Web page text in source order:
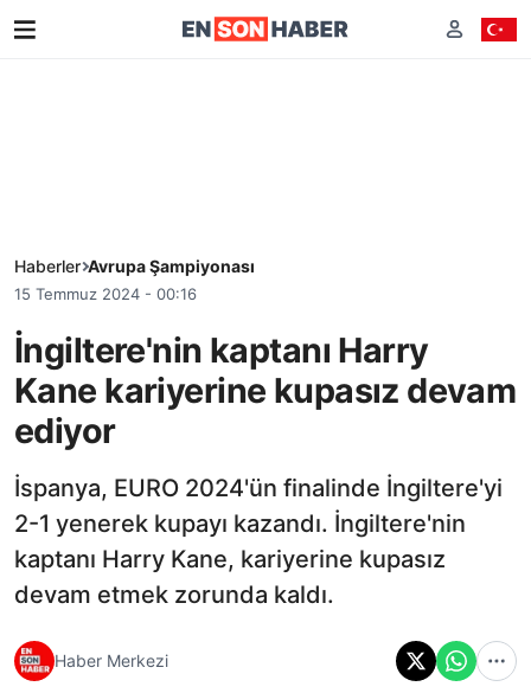
Haberler Avrupa Şampiyonası
15 Temmuz 2024 - 00:16
İngiltere'nin kaptanı Harry
Kane kariyerine kupasız devam
ediyor
İspanya, EURO 2024'ün finalinde İngiltere'yi
2-1 yenerek kupayı kazandı. İngiltere'nin
kaptanı Harry Kane, kariyerine kupasız
devam etmek zorunda kaldı.
Haber Merkezi